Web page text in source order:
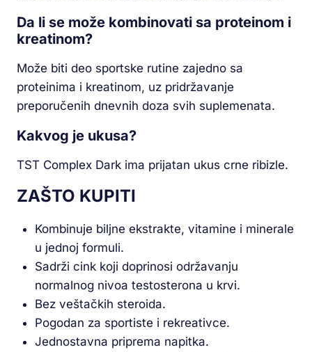
Da li se može kombinovati sa proteinom i
kreatinom?
Može biti deo sportske rutine zajedno sa
proteinima i kreatinom, uz pridržavanje
preporučenih dnevnih doza svih suplemenata.
Kakvog je ukusa?
TST Complex Dark ima prijatan ukus crne ribizle.
ZAŠTO KUPITI
Kombinuje biljne ekstrakte, vitamine i minerale
u jednoj formuli.
Sadrži cink koji doprinosi održavanju
normalnog nivoa testosterona u krvi.
Bez veštačkih steroida.
Pogodan za sportiste i rekreativce.
Jednostavna priprema napitka.